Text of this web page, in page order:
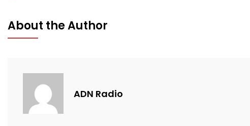
About the Author
ADN Radio